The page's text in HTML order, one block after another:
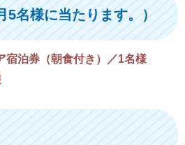
5名様に当たります。）
宿泊券（朝食付き）／1名様